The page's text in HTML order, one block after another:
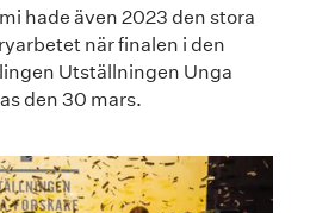
hade även 2023 den stora
när finalen i den
Utställningen Unga
den 30 mars.